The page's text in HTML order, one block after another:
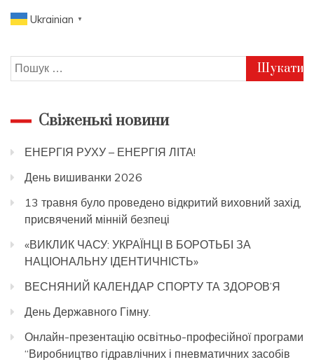
Ukrainian ▼
Пошук:
Свіженькі новини
ЕНЕРГІЯ РУХУ – ЕНЕРГІЯ ЛІТА!
День вишиванки 2026
13 травня було проведено відкритий виховний захід,
присвячений мінній безпеці
«ВИКЛИК ЧАСУ: УКРАЇНЦІ В БОРОТЬБІ ЗА
НАЦІОНАЛЬНУ ІДЕНТИЧНІСТЬ»
ВЕСНЯНИЙ КАЛЕНДАР СПОРТУ ТА ЗДОРОВ’Я
День Державного Гімну.
Онлайн-презентацію освітньо-професійної програми
“Виробництво гідравлічних і пневматичних засобів